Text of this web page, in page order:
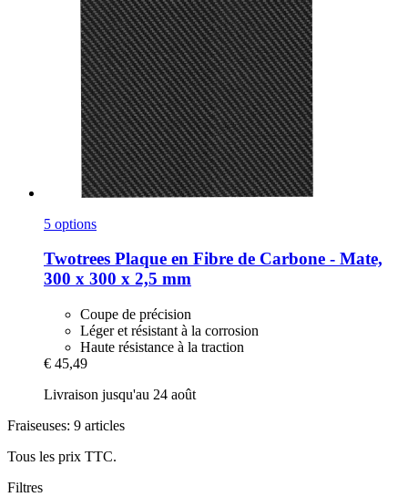
5 options
Twotrees Plaque en Fibre de Carbone -​ Mate,
300 x 300 x 2,5 mm
Coupe de précision
Léger et résistant à la corrosion
Haute résistance à la traction
€ 45,49
Livraison jusqu'au 24 août
Fraiseuses: 9 articles
Tous les prix TTC.
Filtres